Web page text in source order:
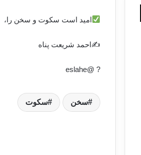
امید است سکوت و سخن را،
✍احمد شریعت پناه
? @eslahe
سخن سکوت